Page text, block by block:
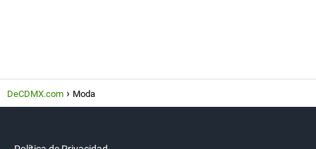
DeCDMX.com Moda